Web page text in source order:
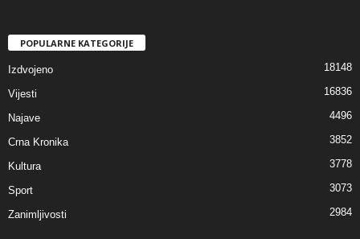
POPULARNE KATEGORIJE
Izdvojeno 18148
Vijesti 16836
Najave 4496
Crna Kronika 3852
Kultura 3778
Sport 3073
Zanimljivosti 2984